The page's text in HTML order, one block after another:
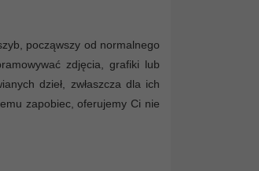
począwszy od normalnego
zdjęcia, grafiki lub
dzieł, zwłaszcza dla ich
zapobiec, oferujemy Ci nie